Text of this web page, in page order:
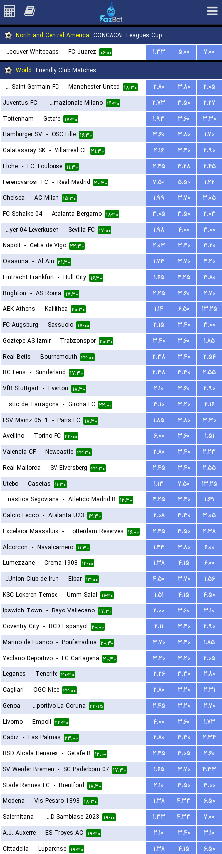
North and Central America CONCACAF Leagues Cup
Vancouver Whitecaps
- FC Juarez ۰۶:۰۰ ۱.۳۳ ۵.۰۰
۷.۰۰
World Friendly Club Matches
Paris Saint-Germain FC
- Manchester United ۱۸:۳۰ ۲.۸۰ ۳.۸۰
۲.۰۵
Juventus FC - Internazionale Milano ۱۴:۳۰ ۲.۷۳ ۳.۵۰
۲.۲۷
Tottenham - Getafe ۱۷:۳۰ ۱.۹۳ ۳.۶۰
۳.۳۰
Hamburger SV - OSC Lille ۱۶:۳۰ ۳.۶۰ ۳.۸۰
۱.۷۰
Galatasaray SK - Villarreal CF ۲۱:۳۰ ۲.۱۶ ۳.۴۰
۲.۹۰
Elche - FC Toulouse ۱۱:۳۰ ۲.۴۵ ۳.۲۸
۲.۴۵
Ferencvarosi TC - Real Madrid ۲۰:۳۰ ۷.۵۰ ۵.۵۰
۱.۲۲
Chelsea - AC Milan ۱۵:۳۰ ۱.۹۹ ۳.۷۰
۳.۰۵
FC Schalke 04 - Atalanta Bergamo ۱۸:۳۰ ۳.۰۵ ۳.۵۰
۲.۰۳
Bayer 04 Leverkusen
- Sevilla FC ۱۷:۰۰ ۱.۹۸ ۴.۰۰
۳.۰۰
Napoli - Celta de Vigo ۲۲:۳۰ ۲.۰۳ ۳.۴۰
۳.۲۰
Osasuna - Al Ain ۲۱:۳۰ ۱.۷۳ ۳.۷۰
۴.۲۰
Eintracht Frankfurt - Hull City ۱۶:۳۰ ۱.۶۵ ۴.۲۵
۳.۸۰
Brighton - AS Roma ۱۷:۳۰ ۲.۲۵ ۳.۶۰
۲.۷۰
AEK Athens - Kallithea ۲۰:۳۰ ۱.۱۴ ۶.۵۰
۱۳.۲۵
FC Augsburg - Sassuolo ۱۷:۰۰ ۲.۱۵ ۳.۴۰
۳.۰۰
Goztepe AS Izmir - Trabzonspor ۲۰:۳۰ ۳.۴۰ ۳.۶۰
۱.۸۵
Real Betis - Bournemouth ۲۲:۰۰ ۲.۳۸ ۳.۴۰
۲.۵۴
RC Lens - Sunderland ۱۷:۳۰ ۲.۳۸ ۳.۳۰
۲.۵۵
VfB Stuttgart - Everton ۱۸:۳۰ ۲.۱۰ ۳.۶۰
۲.۹۰
Gimnastic de Tarragona
- Girona FC ۲۲:۰۰ ۳.۱۰ ۳.۲۰
۲.۱۶
1. FSV Mainz 05 - Paris FC ۱۸:۳۰ ۱.۸۵ ۳.۸۰
۳.۳۰
Avellino - Torino FC ۲۲:۰۰ ۶.۰۰ ۳.۶۰
۱.۵۱
Valencia CF - Newcastle ۲۲:۳۰ ۲.۸۰ ۳.۴۰
۲.۲۳
Real Mallorca - SV Elversberg ۲۲:۳۰ ۲.۴۵ ۳.۴۰
۲.۵۵
Utebo - Casetas ۱۱:۳۰ ۱.۱۳ ۷.۵۰
۱۳.۲۵
Gimnastica Segoviana
- Atletico Madrid B ۱۲:۳۰ ۴.۲۵ ۳.۴۰
۱.۶۹
Calcio Lecco - Atalanta U23 ۱۲:۳۰ ۲.۰۸ ۳.۳۰
۳.۰۵
Excelsior Maassluis - Sparta Rotterdam Reserves ۱۶:۰۰ ۲.۴۵ ۳.۵۰
۲.۳۸
Alcorcon - Navalcarnero ۱۱:۳۰ ۱.۴۳ ۳.۸۰
۶.۰۰
Lumezzane - Crema 1908 ۱۲:۰۰ ۱.۳۸ ۴.۱۵
۶.۰۰
Real Union Club de Irun
- Eibar ۱۳:۰۰ ۴.۵۰ ۳.۷۰
۱.۵۶
KSC Lokeren-Temse - Umm Salal ۱۶:۳۰ ۱.۵۱ ۴.۱۵
۴.۵۰
Ipswich Town - Rayo Vallecano ۱۷:۳۰ ۲.۰۰ ۳.۶۰
۳.۱۰
Coventry City - RCD Espanyol ۲۰:۰۰ ۲.۱۱ ۳.۴۰
۲.۹۰
Marino de Luanco - Ponferradina ۲۰:۳۰ ۳.۷۰ ۳.۴۰
۱.۸۵
Yeclano Deportivo - FC Cartagena ۲۰:۳۰ ۳.۲۰ ۳.۲۰
۲.۰۵
Leganes - Tenerife ۲۰:۳۰ ۲.۲۶ ۳.۳۰
۲.۸۰
Cagliari - OGC Nice ۲۲:۰۰ ۲.۸۰ ۳.۲۰
۲.۳۱
Genoa - Deportivo La Coruna ۲۲:۱۵ ۲.۴۵ ۳.۲۰
۲.۷۰
Livorno - Empoli ۲۲:۳۰ ۴.۰۰ ۳.۶۰
۱.۷۳
Cadiz - Las Palmas ۲۳:۰۰ ۲.۸۰ ۳.۳۰
۲.۳۴
RSD Alcala Henares - Getafe B ۱۲:۰۰ ۲.۴۵ ۳.۰۵
۲.۶۰
SV Werder Bremen - SC Paderborn 07 ۱۷:۳۰ ۱.۶۵ ۳.۷۰
۴.۳۳
Stade Rennes FC - Brentford ۱۸:۳۰ ۲.۱۰ ۳.۵۰
۳.۰۰
Modena - Vis Pesaro 1898 ۱۸:۳۰ ۱.۳۸ ۴.۳۳
۶.۵۰
Salernitana - ASD Sambiase 2023 ۱۹:۰۰ ۱.۳۳ ۴.۳۳
۷.۰۰
A.J. Auxerre - ES Troyes AC ۱۹:۳۰ ۲.۱۰ ۳.۴۰
۳.۱۰
Cittadella - Luparense ۱۹:۳۰ ۱.۳۸ ۴.۱۵
۶.۵۰